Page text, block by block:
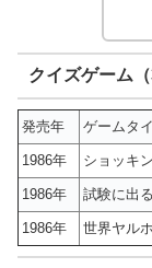
クイズゲーム（
発売年 ゲームタ
1986年 ショッキ
1986年 試験に出
1986年 世界ヤル